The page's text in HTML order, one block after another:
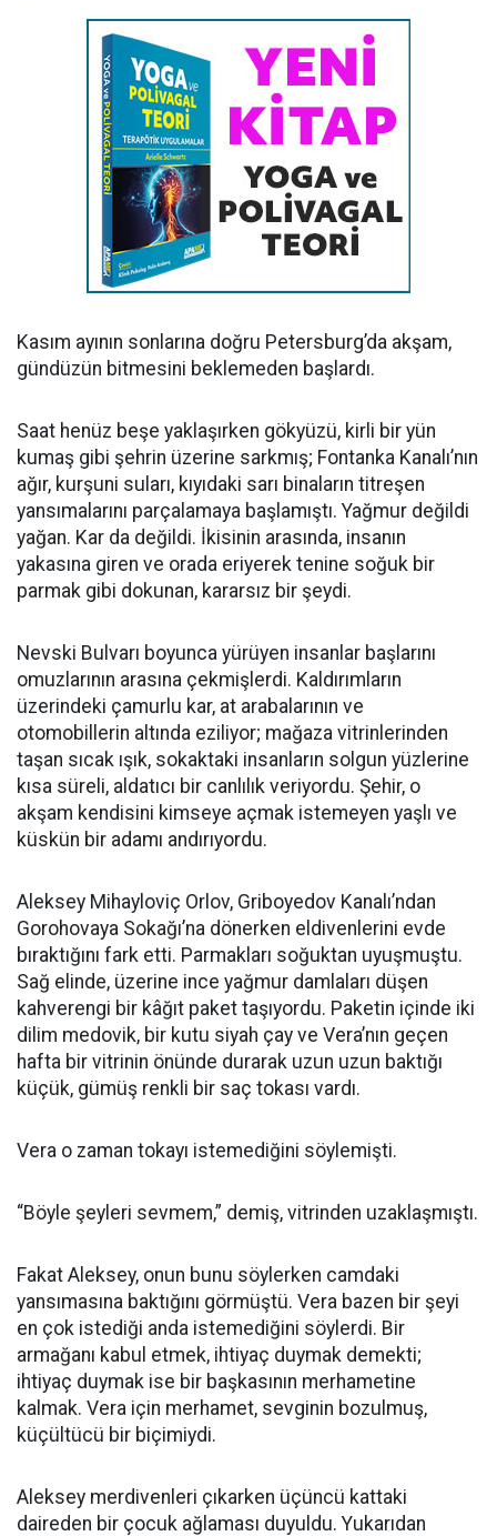
Kasım ayının sonlarına doğru Petersburg’da akşam,
gündüzün bitmesini beklemeden başlardı.
Saat henüz beşe yaklaşırken gökyüzü, kirli bir yün
kumaş gibi şehrin üzerine sarkmış; Fontanka Kanalı’nın
ağır, kurşuni suları, kıyıdaki sarı binaların titreşen
yansımalarını parçalamaya başlamıştı. Yağmur değildi
yağan. Kar da değildi. İkisinin arasında, insanın
yakasına giren ve orada eriyerek tenine soğuk bir
parmak gibi dokunan, kararsız bir şeydi.
Nevski Bulvarı boyunca yürüyen insanlar başlarını
omuzlarının arasına çekmişlerdi. Kaldırımların
üzerindeki çamurlu kar, at arabalarının ve
otomobillerin altında eziliyor; mağaza vitrinlerinden
taşan sıcak ışık, sokaktaki insanların solgun yüzlerine
kısa süreli, aldatıcı bir canlılık veriyordu. Şehir, o
akşam kendisini kimseye açmak istemeyen yaşlı ve
küskün bir adamı andırıyordu.
Aleksey Mihayloviç Orlov, Griboyedov Kanalı’ndan
Gorohovaya Sokağı’na dönerken eldivenlerini evde
bıraktığını fark etti. Parmakları soğuktan uyuşmuştu.
Sağ elinde, üzerine ince yağmur damlaları düşen
kahverengi bir kâğıt paket taşıyordu. Paketin içinde iki
dilim medovik, bir kutu siyah çay ve Vera’nın geçen
hafta bir vitrinin önünde durarak uzun uzun baktığı
küçük, gümüş renkli bir saç tokası vardı.
Vera o zaman tokayı istemediğini söylemişti.
“Böyle şeyleri sevmem,” demiş, vitrinden uzaklaşmıştı.
Fakat Aleksey, onun bunu söylerken camdaki
yansımasına baktığını görmüştü. Vera bazen bir şeyi
en çok istediği anda istemediğini söylerdi. Bir
armağanı kabul etmek, ihtiyaç duymak demekti;
ihtiyaç duymak ise bir başkasının merhametine
kalmak. Vera için merhamet, sevginin bozulmuş,
küçültücü bir biçimiydi.
Aleksey merdivenleri çıkarken üçüncü kattaki
daireden bir çocuk ağlaması duyuldu. Yukarıdan